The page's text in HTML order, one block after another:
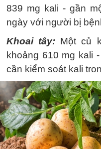
839 mg kali - gần
ngày với người bị
Khoai tây: Một củ
khoảng 610 mg kali
cần kiểm soát kali